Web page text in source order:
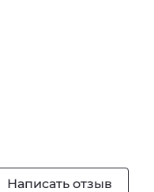
Написать отзыв